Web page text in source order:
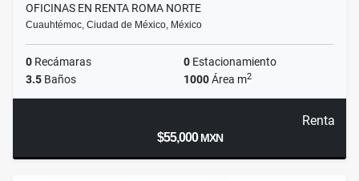
OFICINAS EN RENTA ROMA NORTE
Cuauhtémoc, Ciudad de México, México
0 Recámaras 0 Estacionamiento
3.5 Baños 1000Área m2
Renta
$55,000MXN